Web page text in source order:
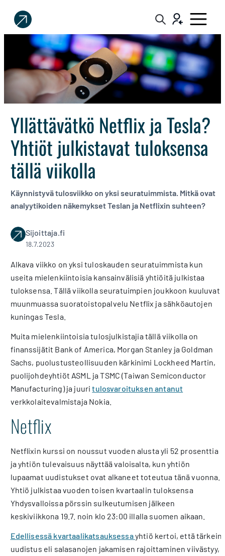
Sijoittaja.fi
Tee
parempia
sijoituspäätöksiä
Yllättävätkö Netflix ja Tesla?
Yhtiöt julkistavat tuloksensa
tällä viikolla
Käynnistyvä tulosviikko on yksi seuratuimmista. Mitkä ovat
analyytikoiden näkemykset Teslan ja Netflixin suhteen?
Sijoittaja.fi
18.7.2023
Alkava viikko on yksi tuloskauden seuratuimmista kun
useita mielenkiintoisia kansainvälisiä yhtiöitä julkistaa
tuloksensa. Tällä viikolla seuratuimpien joukkoon kuuluvat
muunmuassa suoratoistopalvelu Netflix ja sähköautojen
kuningas Tesla.
Muita mielenkiintoisia tulosjulkistajia tällä viikolla on
finanssijätit Bank of America, Morgan Stanley ja Goldman
Sachs, puolustusteollisuuden kärkinimi Lockheed Martin,
puolijohdeyhtiöt ASML ja TSMC (Taiwan Semiconductor
Manufacturing) ja juuritulosvaroituksen antanut
verkkolaitevalmistaja Nokia.
Netflix
Netflixin kurssi on noussut vuoden alusta yli 52 prosenttia
ja yhtiön tulevaisuus näyttää valoisalta, kun yhtiön
lupaamat uudistukset ovat alkaneet toteutua tänä vuonna.
Yhtiö julkistaa vuoden toisen kvartaalin tuloksensa
Yhdysvalloissa pörssin sulkeutumisen jälkeen
keskiviikkona 19.7. noin klo 23:00 illalla suomen aikaan.
Edellisessä kvartaalikatsauksessayhtiö kertoi, että tärkein
uudistus eli salasanojen jakamisen rajoittaminen viivästyy,